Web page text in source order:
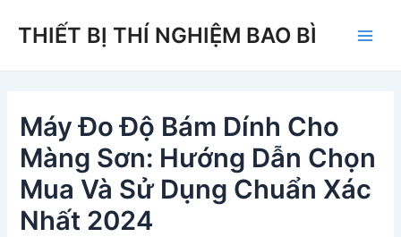
THIẾT BỊ THÍ NGHIỆM BAO BÌ
Máy Đo Độ Bám Dính Cho
Màng Sơn: Hướng Dẫn Chọn
Mua Và Sử Dụng Chuẩn Xác
Nhất 2024